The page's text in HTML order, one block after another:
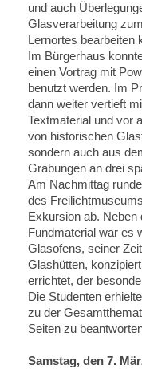
und auch
Glasverarbeitung
Lernortes bearbeiten
Im Bürgerhaus
einen Vortrag mit
benutzt werden. Im
dann weiter vertieft
Textmaterial und vor
von historischen
sondern auch aus
Grabungen an drei
Am Nachmittag
des
Exkursion ab. Neben
Fundmaterial war es
Glasofens, seiner
Glashütten,
errichtet, der
Die Studenten
zu der
Seiten zu
Samstag, den 7.